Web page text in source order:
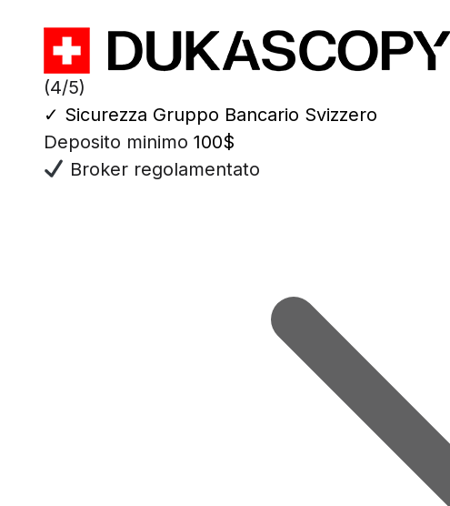
(4/5)
✓ Sicurezza Gruppo Bancario Svizzero
Deposito minimo 100$
Broker regolamentato